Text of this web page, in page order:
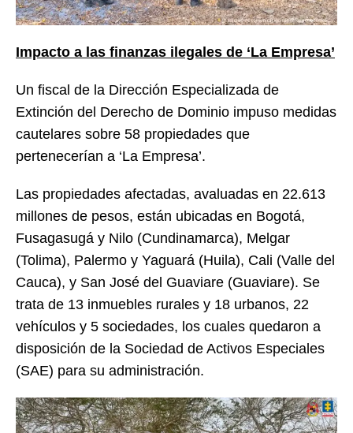
Impacto a las finanzas ilegales de ‘La Empresa’
Un fiscal de la Dirección Especializada de
Extinción del Derecho de Dominio impuso medidas
cautelares sobre 58 propiedades que
pertenecerían a ‘La Empresa’.
Las propiedades afectadas, avaluadas en 22.613
millones de pesos, están ubicadas en Bogotá,
Fusagasugá y Nilo (Cundinamarca), Melgar
(Tolima), Palermo y Yaguará (Huila), Cali (Valle del
Cauca), y San José del Guaviare (Guaviare). Se
trata de 13 inmuebles rurales y 18 urbanos, 22
vehículos y 5 sociedades, los cuales quedaron a
disposición de la Sociedad de Activos Especiales
(SAE) para su administración.